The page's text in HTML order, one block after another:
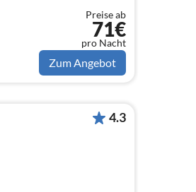
Preise ab
71€
pro Nacht
Zum Angebot
4.3